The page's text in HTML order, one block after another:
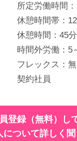
所定労働時間
休憩時間帯：
休憩時間：45分
時間外労働：5
フレックス：無
契約社員
登録（無料）し
について詳しく聞